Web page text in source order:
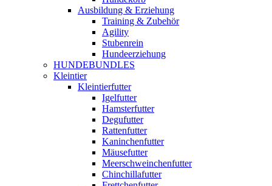
Ausbildung & Erziehung
Training & Zubehör
Agility
Stubenrein
Hundeerziehung
HUNDEBUNDLES
Kleintier
Kleintierfutter
Igelfutter
Hamsterfutter
Degufutter
Rattenfutter
Kaninchenfutter
Mäusefutter
Meerschweinchenfutter
Chinchillafutter